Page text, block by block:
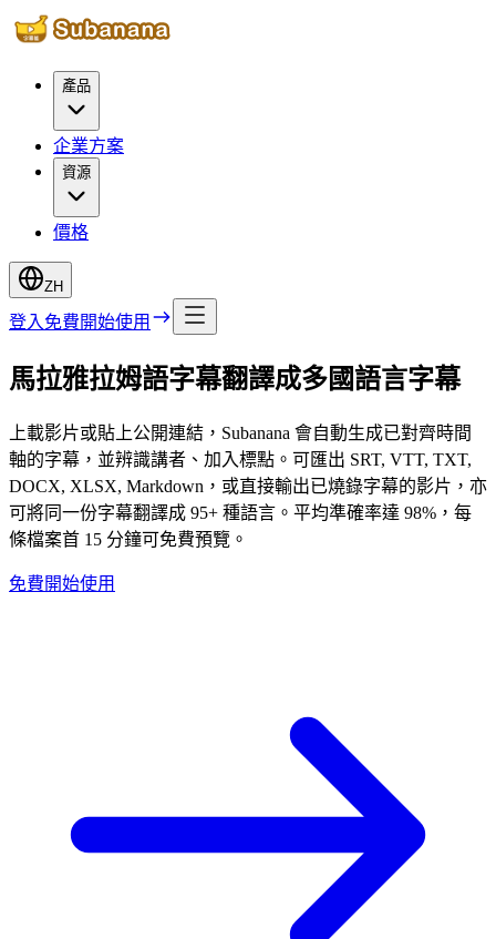
產品
企業方案
資源
價格
ZH
登入 免費開始使用
馬拉雅拉姆語字幕翻譯成多國語言字幕
上載影片或貼上公開連結，Subanana 會自動生成已對齊時間
軸的字幕，並辨識講者、加入標點。可匯出 SRT, VTT, TXT,
DOCX, XLSX, Markdown，或直接輸出已燒錄字幕的影片，亦
可將同一份字幕翻譯成 95+ 種語言。平均準確率達 98%，每
條檔案首 15 分鐘可免費預覽。
免費開始使用